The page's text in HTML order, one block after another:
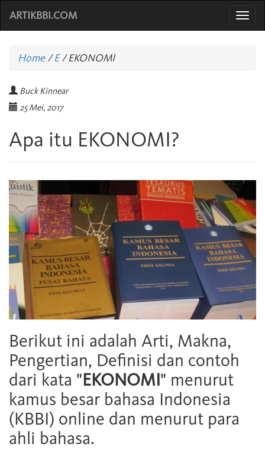
ARTIKBBI.COM
Home/E /EKONOMI
Buck Kinnear
25 Mei, 2017
Apa itu EKONOMI?
Berikut ini adalah Arti, Makna,
Pengertian, Definisi dan contoh
dari kata "EKONOMI" menurut
kamus besar bahasa Indonesia
(KBBI) online dan menurut para
ahli bahasa.